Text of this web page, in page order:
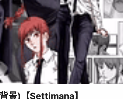
景)【Settimana】